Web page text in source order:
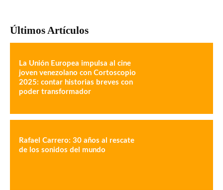
Últimos Artículos
La Unión Europea impulsa al cine
joven venezolano con Cortoscopio
2025: contar historias breves con
poder transformador
Rafael Carrero: 30 años al rescate
de los sonidos del mundo